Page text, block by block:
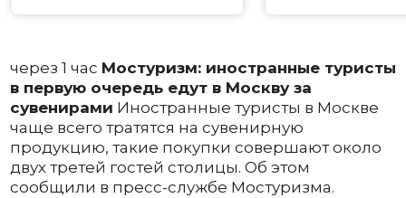
через 1 час Мостуризм: иностранные туристы
в первую очередь едут в Москву за
сувенирами Иностранные туристы в Москве
чаще всего тратятся на сувенирную
продукцию, такие покупки совершают около
двух третей гостей столицы. Об этом
сообщили в пресс-службе Мостуризма.